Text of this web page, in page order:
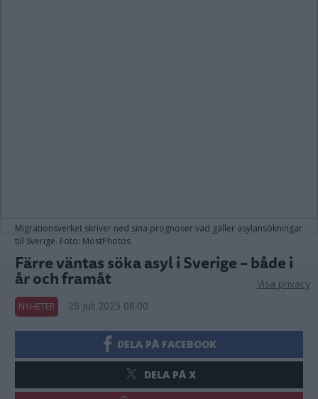
Migrationsverket skriver ned sina prognoser vad gäller asylansökningar
till Sverige. Foto: MostPhotos
Färre väntas söka asyl i Sverige – både i
år och framåt
NYHETER 26 juli 2025 08.00
DELA PÅ FACEBOOK
DELA PÅ X
Visa privacy